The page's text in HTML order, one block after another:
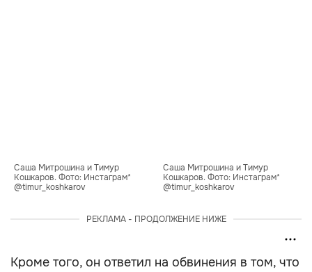
Саша Митрошина и Тимур
Кошкаров. Фото: Инстаграм*
@timur_koshkarov
Саша Митрошина и Тимур
Кошкаров. Фото: Инстаграм*
@timur_koshkarov
РЕКЛАМА - ПРОДОЛЖЕНИЕ НИЖЕ
Кроме того, он ответил на обвинения в том, что